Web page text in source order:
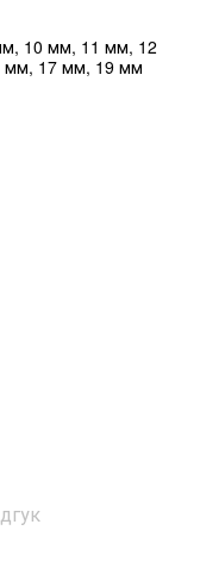
10 мм, 11 мм, 12
17 мм, 19 мм